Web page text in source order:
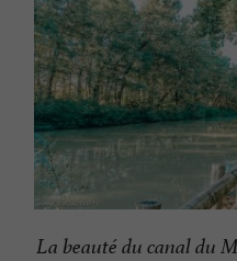
La beauté du canal du